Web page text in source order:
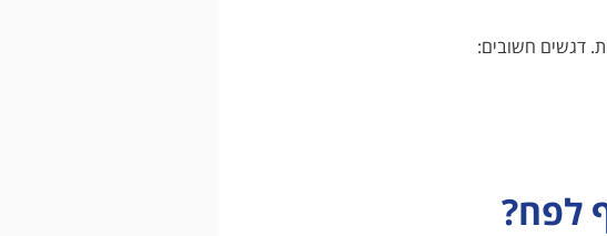
דגשים חשובים:
לפח?